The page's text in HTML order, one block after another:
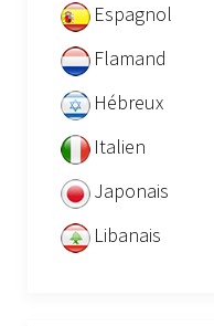
Espagnol
Flamand
Hébreux
Italien
Japonais
Libanais